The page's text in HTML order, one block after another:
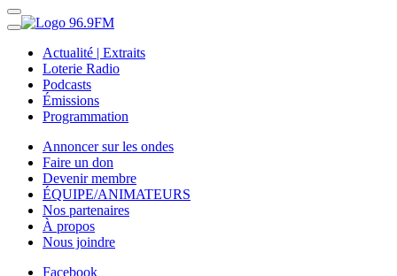
Actualité | Extraits
Loterie Radio
Podcasts
Émissions
Programmation
Annoncer sur les ondes
Faire un don
Devenir membre
ÉQUIPE/ANIMATEURS
Nos partenaires
À propos
Nous joindre
Facebook